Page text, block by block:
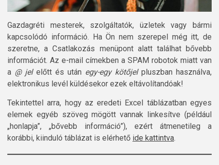
Gazdagréti mesterek, szolgáltatók, üzletek vagy bármi
kapcsolódó információ. Ha Ön nem szerepel még itt, de
szeretne, a Csatlakozás menüpont alatt találhat bővebb
információt. Az e-mail címekben a SPAM robotok miatt van
a @ jel előtt és után egy-egy kötőjelpluszban használva,
elektronikus levél küldésekor ezek eltávolítandóak!
Tekintettel arra, hogy az eredeti Excel táblázatban egyes
elemek egyéb szöveg mögött vannak linkesítve (például
„honlapja”, „bővebb információ”), ezért átmenetileg a
korábbi, kiinduló táblázat is elérhető ide kattintva.